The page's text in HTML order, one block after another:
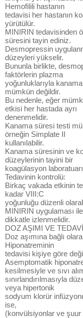
Hemofilili hastanın
tedavisi her hastanın
yürütülür.
MINIRIN tedavisinden
süresini tayin ediniz.
Desmopressin
düzeyleri yükselir.
Bununla birlikte,
faktörlerin plazma
yoğunluklarıyla
mümkün değildir.
Bu nedenle, eğer
etkisi her hastada ayrı
denenmelidir.
Kanama süresi testi
örneğin Simplate II
kullanılabilir.
Kanama süresinin ve
düzeylerinin tayini bir
koagülasyon
Tedavinin kontrolü:
Birkaç vakada etkinin
kadar VIII:C
yoğunluğu düzenli
MINIRIN uygulaması
dikkatle izlenmelidir.
DOZ AŞIMI VE
Doz aşımına bağlı
Hiponatreminin
tedavisi kişiye göre
Asemptomatik
kesilmesiyle ve sıvı
sınırlandırılmasıyla
veya hipertonik
sodyum klorür
ise,
(konvülsiyonlar ve şuur